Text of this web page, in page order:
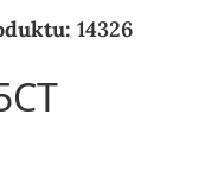
14326